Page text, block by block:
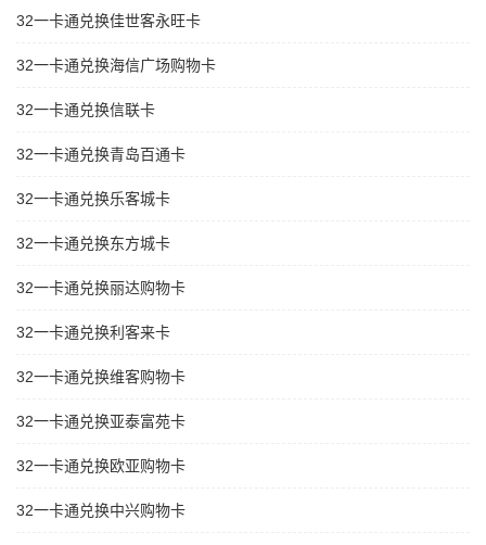
32一卡通兑换佳世客永旺卡
32一卡通兑换海信广场购物卡
32一卡通兑换信联卡
32一卡通兑换青岛百通卡
32一卡通兑换乐客城卡
32一卡通兑换东方城卡
32一卡通兑换丽达购物卡
32一卡通兑换利客来卡
32一卡通兑换维客购物卡
32一卡通兑换亚泰富苑卡
32一卡通兑换欧亚购物卡
32一卡通兑换中兴购物卡